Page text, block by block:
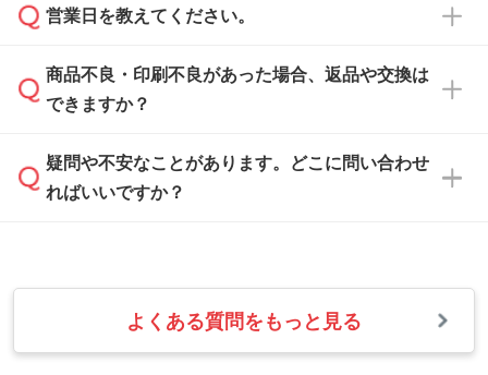
なお、印刷用データの作り方に関する詳細は、
しい
解像度の低い画像や、手書きのイラスト、写真
などを、印刷に適したベクターデータに変換し
・フルカラーデータを1色に変換してほしい
・1色印刷でグラデーションや濃淡を表現した
い
ご希望や商品の本体色を確認し、印刷色をご提
本体色がブラック、ネイビーなど濃色の場合は
白色か淡い色の印刷色をおすすめしておりま
本体色がナチュラルなど淡色の場合、印刷をく
っきりと目立たせたいときは濃い印刷色が、柔
らかい雰囲気にしたいときは淡い印刷色が映え
また、お選びいただいた印刷色が本体色に合わ
ない場合や仕上がりに影響しそうな場合は、ス
タッフから別の色をご案内することもございま
営業日を教えてください。
営業日は平日の10:00～18:00で、土日祝日はお
休みとなります。注文・見積・お問い合わせ
速やかに対応いたします。
商品不良・印刷不良があった場合、返品や交換は
できますか？
お手数をお掛けいたしますが、至急担当スタッ
フまでご連絡ください。商品の状況を確認し、
・お届け時に商品が損傷・故障している場合
・ご注文と異なる商品が届いた場合
・印刷不良があった場合
疑問や不安なことがあります。どこに問い合わせ
ればいいですか？
業日以内に担当スタッフよりメールにてご連絡
いたします。
お急ぎの場合はお電話でのご質問も受け付けて
よくある質問をもっと見る